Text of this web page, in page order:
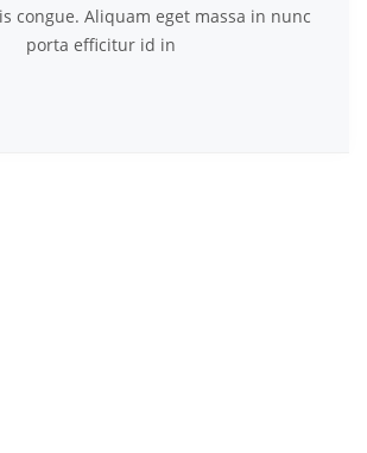
congue. Aliquam eget massa in nunc
porta efficitur id in